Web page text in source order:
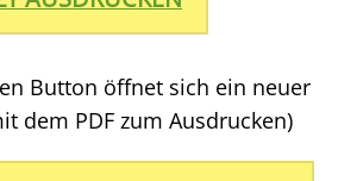
Button öffnet sich ein neuer
dem PDF zum Ausdrucken)